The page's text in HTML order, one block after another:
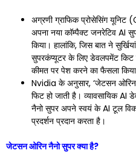
अग्रणी ग्राफिक प्रोसेसिंग यूनिट
अपना नया कॉम्पैक्ट जनरेटिव AI
किया। हालांकि, जिस बात ने
सुपरकंप्यूटर के लिए डेवलपमेंट
कीमत पर पेश करने का फैसला
Nvidia के अनुसार, ‘जेटसन
फिट हो जाती है। व्यावसायिक
नैनो सुपर अपने स्वयं के AI टूल
प्रदर्शन प्रदान करता है।
जेटसन ओरिन नैनो सुपर क्या है?